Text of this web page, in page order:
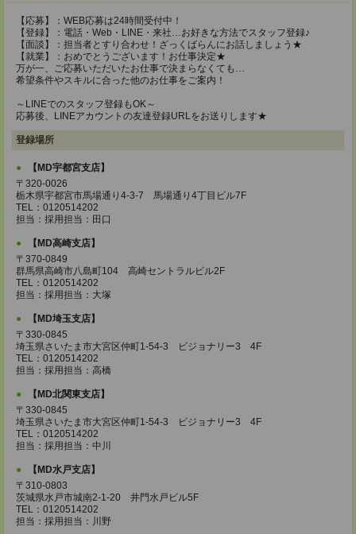
【応募】：WEB応募は24時間受付中！
【登録】：電話・Web・LINE・来社…お好きな方法でスタッフ登録♪
【面談】：担当者とすり合わせ！ざっくばらんにお話しましょう★
【就業】：おめでとうございます！お仕事決定★
万が一、ご応募いただいたお仕事で決まらなくても…
希望条件やスキルに合った他のお仕事をご案内！
～LINEでのスタッフ登録もOK～
応募後、LINEアカウントの友達登録URLをお送りします★
登録場所
【MD宇都宮支店】
〒320-0026
栃木県宇都宮市馬場通り4-3-7 馬場通り4丁目ビル7F
TEL：0120514202
担当：採用担当：田口
【MD高崎支店】
〒370-0849
群馬県高崎市八島町104 高崎セントラルビル2F
TEL：0120514202
担当：採用担当：大塚
【MD埼玉支店】
〒330-0845
埼玉県さいたま市大宮区仲町1-54-3 ビジョナリー3 4F
TEL：0120514202
担当：採用担当：高橋
【MD北関東支店】
〒330-0845
埼玉県さいたま市大宮区仲町1-54-3 ビジョナリー3 4F
TEL：0120514202
担当：採用担当：中川
【MD水戸支店】
〒310-0803
茨城県水戸市城南2-1-20 井門水戸ビル5F
TEL：0120514202
担当：採用担当：川野